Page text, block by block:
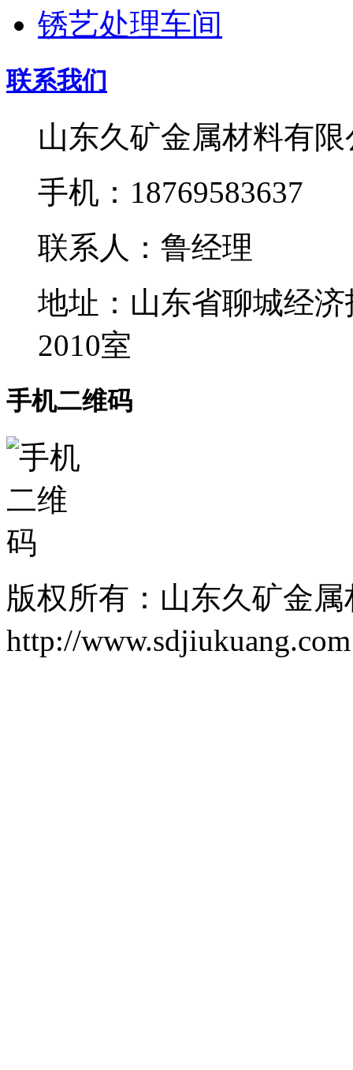
锈艺处理车间
联系我们
山东久矿金属材料有
手机：18769583637
联系人：鲁经理
地址：山东省聊城经
2010室
手机二维码
版权所有：山东久矿金
http://